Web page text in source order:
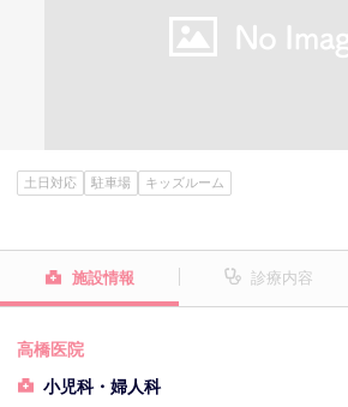
土日対応 駐車場 キッズルーム
施設情報 診療内容
高橋医院
小児科・婦人科